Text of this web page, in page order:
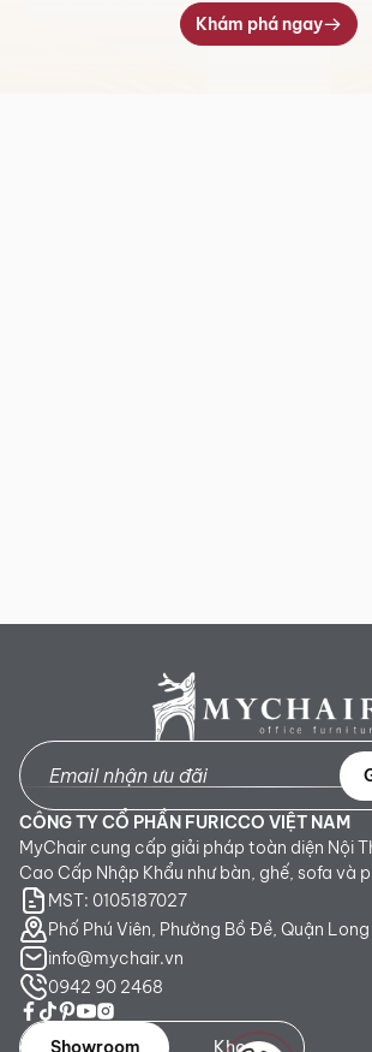
Khám phá ngay
CÔNG TY CỔ PHẦN FURICCO VIỆT NAM
MyChair cung cấp giải pháp toàn diện Nội
Cao Cấp Nhập Khẩu như bàn, ghế, sofa và
MST: 0105187027
Phố Phú Viên, Phường Bồ Đề, Quận
info@mychair.vn
0942 90 2468
Showroom Kho